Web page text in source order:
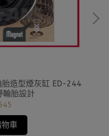
胎造型煙灰缸 ED-244
輪胎設計
車